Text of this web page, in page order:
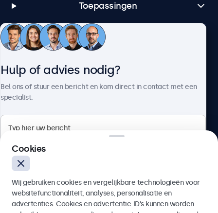
Toepassingen
Klantenservice
4.8/5 door 5000+ bedrijven
Nederlands
Hulp of advies nodig?
Bel ons of stuur een bericht en kom direct in contact met een
specialist.
Cookies
Wij gebruiken cookies en vergelijkbare technologieën voor
websitefunctionaliteit, analyses, personalisatie en
advertenties. Cookies en advertentie-ID’s kunnen worden